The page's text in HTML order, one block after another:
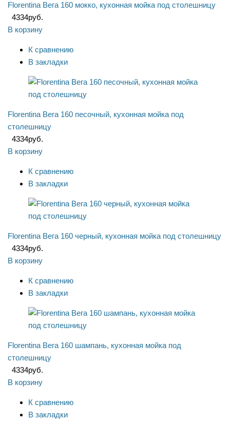
Florentina Вега 160 мокко, кухонная мойка под столешницу
4334руб.
В корзину
К сравнению
В закладки
Florentina Вега 160 песочный, кухонная мойка под
столешницу
4334руб.
В корзину
К сравнению
В закладки
Florentina Вега 160 черный, кухонная мойка под столешницу
4334руб.
В корзину
К сравнению
В закладки
Florentina Вега 160 шампань, кухонная мойка под
столешницу
4334руб.
В корзину
К сравнению
В закладки